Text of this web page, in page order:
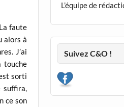
faute
alors à
J’ai
touche
sorti
suffira,
ce son
L’équipe de
Suivez C&O !